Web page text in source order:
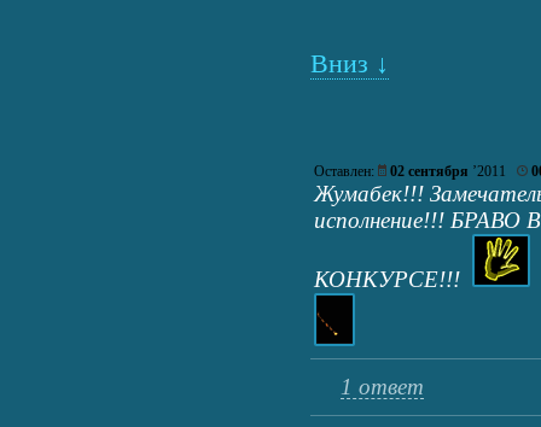
Вниз ↓
Оставлен: 02 сентября ’2011
Жумабек!!!
исполнение!!!
КОНКУРСЕ!!!
1 ответ